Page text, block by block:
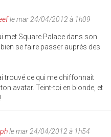
le mar 24/04/2012 à 1h09
met Square Palace dans son
se faire passer auprès des
trouvé ce qui me chiffonnait
avatar. Teint-toi en blonde, et
le mar 24/04/2012 à 1h54